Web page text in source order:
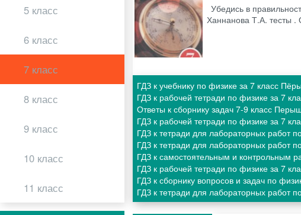
5 класс
6 класс
7 класс
8 класс
9 класс
10 класс
11 класс
Убедись в
Ханнанова Т.А. тесты .
ГДЗ к учебнику по физике за 7 класс
ГДЗ к рабочей тетради по физике за 7
Ответы к сборнику задач 7-9 класс
ГДЗ к рабочей тетради по физике за 7
ГДЗ к тетради для лабораторных работ
ГДЗ к тетради для лабораторных работ
ГДЗ к самостоятельным и контрольным
ГДЗ к рабочей тетради по физике за 7
ГДЗ к сборнику вопросов и задач по
ГДЗ к тетради для лабораторных работ